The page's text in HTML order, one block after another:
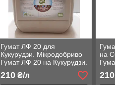
Гумат ЛФ 20 для
Кукурудзи. Мікродобриво
Гумат ЛФ 20 на Кукурудзи.
Гумат ЛФ 20 для
Зоробних.
210₴/л
на
210